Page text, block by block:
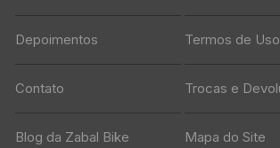
Depoimentos Termos de Uso
Contato Trocas e
Blog da Zabal Bike Mapa do Site